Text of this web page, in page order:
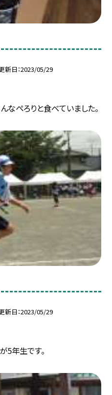
新日 2023/05/29
なぺろりと食べていました。
新日 2023/05/29
5年生です。